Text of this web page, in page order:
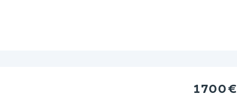
1 700 €